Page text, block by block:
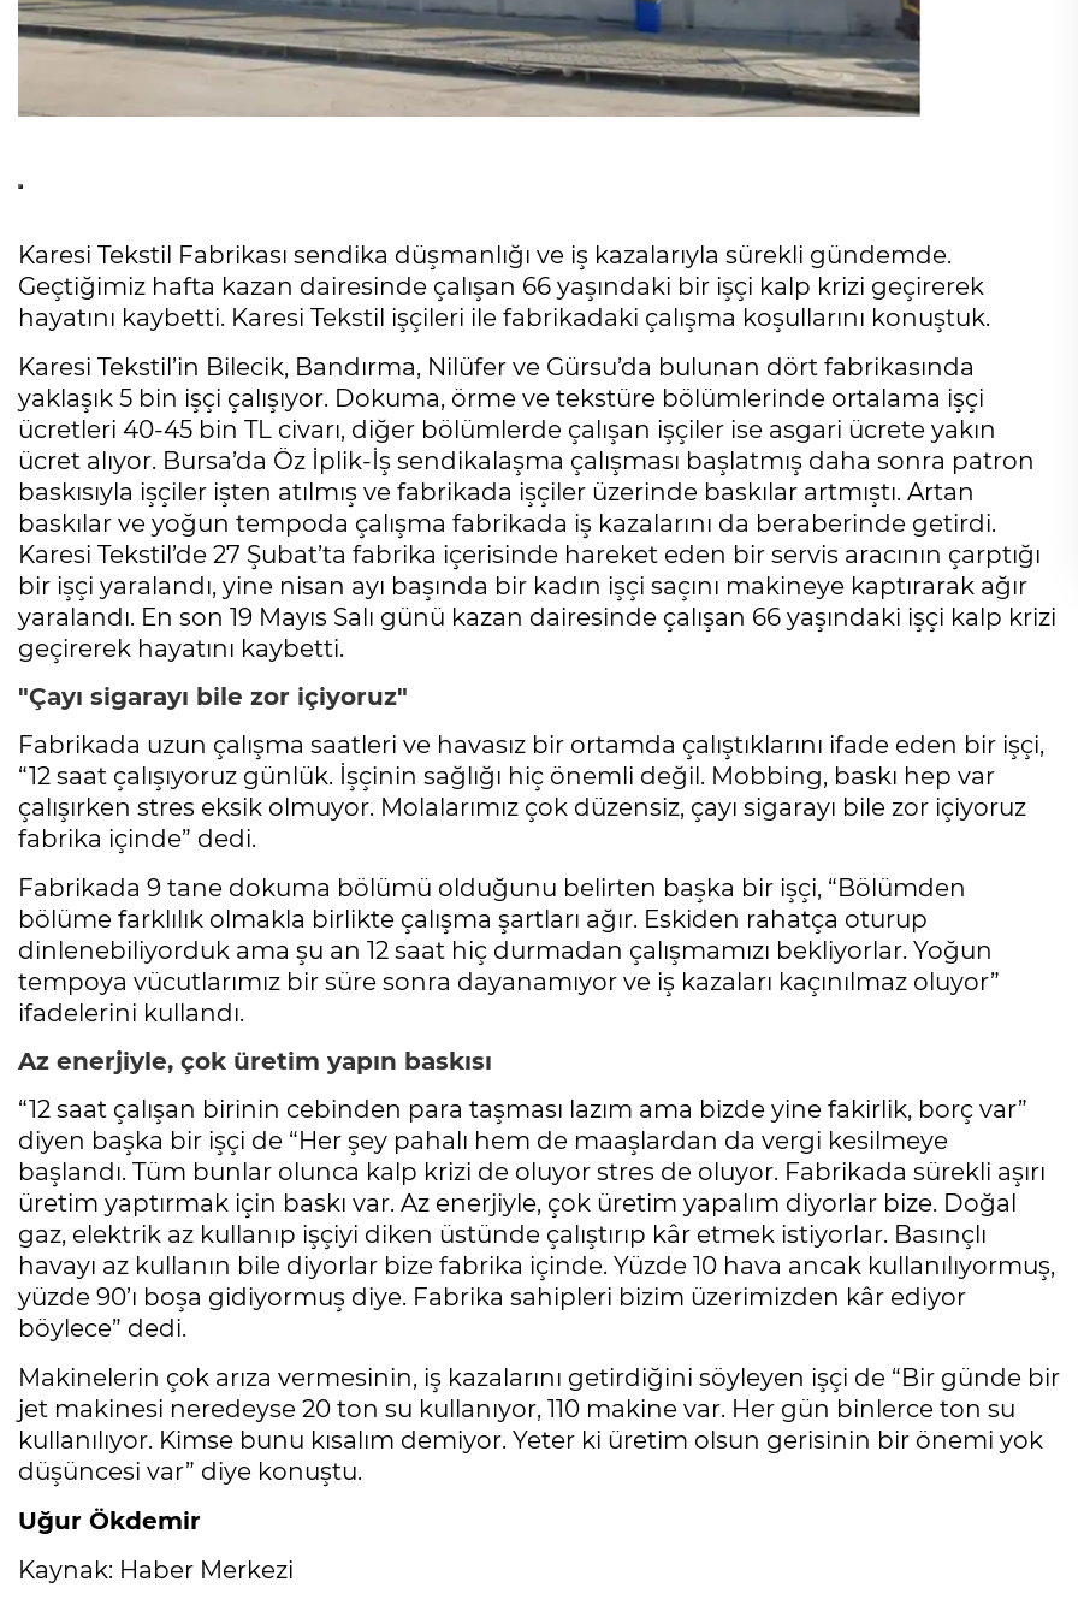
Karesi Tekstil Fabrikası sendika düşmanlığı ve iş kazalarıyla sürekli gündemde.
Geçtiğimiz hafta kazan dairesinde çalışan 66 yaşındaki bir işçi kalp krizi geçirerek
hayatını kaybetti. Karesi Tekstil işçileri ile fabrikadaki çalışma koşullarını konuştuk.
Karesi Tekstil’in Bilecik, Bandırma, Nilüfer ve Gürsu’da bulunan dört fabrikasında
yaklaşık 5 bin işçi çalışıyor. Dokuma, örme ve tekstüre bölümlerinde ortalama işçi
ücretleri 40-45 bin TL civarı, diğer bölümlerde çalışan işçiler ise asgari ücrete yakın
ücret alıyor. Bursa’da Öz İplik-İş sendikalaşma çalışması başlatmış daha sonra patron
baskısıyla işçiler işten atılmış ve fabrikada işçiler üzerinde baskılar artmıştı. Artan
baskılar ve yoğun tempoda çalışma fabrikada iş kazalarını da beraberinde getirdi.
Karesi Tekstil’de 27 Şubat’ta fabrika içerisinde hareket eden bir servis aracının çarptığı
bir işçi yaralandı, yine nisan ayı başında bir kadın işçi saçını makineye kaptırarak ağır
yaralandı. En son 19 Mayıs Salı günü kazan dairesinde çalışan 66 yaşındaki işçi kalp krizi
geçirerek hayatını kaybetti.
"Çayı sigarayı bile zor içiyoruz"
Fabrikada uzun çalışma saatleri ve havasız bir ortamda çalıştıklarını ifade eden bir işçi,
“12 saat çalışıyoruz günlük. İşçinin sağlığı hiç önemli değil. Mobbing, baskı hep var
çalışırken stres eksik olmuyor. Molalarımız çok düzensiz, çayı sigarayı bile zor içiyoruz
fabrika içinde” dedi.
Fabrikada 9 tane dokuma bölümü olduğunu belirten başka bir işçi, “Bölümden
bölüme farklılık olmakla birlikte çalışma şartları ağır. Eskiden rahatça oturup
dinlenebiliyorduk ama şu an 12 saat hiç durmadan çalışmamızı bekliyorlar. Yoğun
tempoya vücutlarımız bir süre sonra dayanamıyor ve iş kazaları kaçınılmaz oluyor”
ifadelerini kullandı.
Az enerjiyle, çok üretim yapın baskısı
“12 saat çalışan birinin cebinden para taşması lazım ama bizde yine fakirlik, borç var”
diyen başka bir işçi de “Her şey pahalı hem de maaşlardan da vergi kesilmeye
başlandı. Tüm bunlar olunca kalp krizi de oluyor stres de oluyor. Fabrikada sürekli aşırı
üretim yaptırmak için baskı var. Az enerjiyle, çok üretim yapalım diyorlar bize. Doğal
gaz, elektrik az kullanıp işçiyi diken üstünde çalıştırıp kâr etmek istiyorlar. Basınçlı
havayı az kullanın bile diyorlar bize fabrika içinde. Yüzde 10 hava ancak kullanılıyormuş,
yüzde 90’ı boşa gidiyormuş diye. Fabrika sahipleri bizim üzerimizden kâr ediyor
böylece” dedi.
Makinelerin çok arıza vermesinin, iş kazalarını getirdiğini söyleyen işçi de “Bir günde bir
jet makinesi neredeyse 20 ton su kullanıyor, 110 makine var. Her gün binlerce ton su
kullanılıyor. Kimse bunu kısalım demiyor. Yeter ki üretim olsun gerisinin bir önemi yok
düşüncesi var” diye konuştu.
Uğur Ökdemir
Kaynak: Haber Merkezi